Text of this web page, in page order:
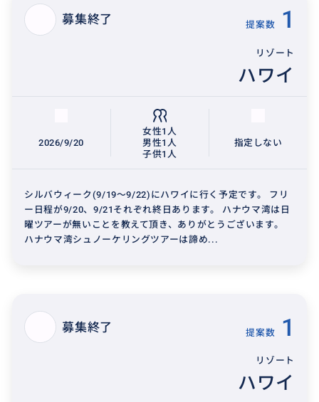
募集終了 提案数 1
リゾート
ハワイ
2026/9/20
女性1人
男性1人
子供1人
指定しない
シルバウィーク(9/19～9/22)にハワイに行く予定です。 フリ
ー日程が9/20、9/21それぞれ終日あります。 ハナウマ湾は日
曜ツアーが無いことを教えて頂き、ありがとうございます。
ハナウマ湾シュノーケリングツアーは諦め...
募集終了 提案数 1
リゾート
ハワイ